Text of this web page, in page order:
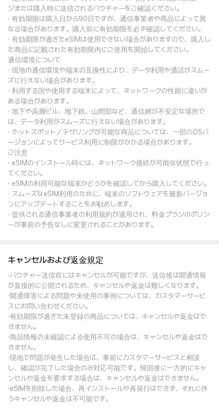
ジまたは購入時に送信されるバウチャーをご確認ください。
· 有効期限は購入日から90日ですが、通信事業者や商品によって異
なる場合があります。購入前に有効期限を必ず確認してください。
· 有効期限が過ぎたeSIMは使用できない場合がありますので、購入し
た商品に記載された有効期限内にご使用を開始してください。
通信環境について
· 現地の通信環境や端末の互換性により、データ利用や通話がスムー
ズに行えない場合があります。
· 利用する国や使用する端末によって、ネットワークの性能に違いが
ある場合があります。
· 地下や高層ビル、地下鉄、山間部など、通信網が不安定な場所で
は、データ利用がスムーズに行えない場合があります。
· ホットスポット／テザリングが可能な商品については、一部のOSバ
ージョンによってサービス利用に制限がかかる場合があります。
ご注意
· eSIMのインストール時には、ネットワーク接続が可能な状態で行っ
てください。
· eSIMの利用可能な端末かどうかを確認してから購入してください。
· スムーズなeSIM利用のために、端末のソフトウェアを最新バージョ
ンにアップデートすることをお勧めします。
· 提供される通信事業者の利用規約が適用され、料金プランのポリシ
ーが事前の予告なしに変更されることがあります。
キャンセルおよび返金規定
·バウチャー送信前にはキャンセルが可能ですが、送信後は開通情報
が直接的に公開されるため、キャンセルや返金は難しくなります。
·開通障害による問題や未使用の事例については、カスタマーサービ
スにお問い合わせください。
·有効期限が過ぎた未登録の商品については、キャンセルや返金はで
きません。
·商品情報の未確認による使用不可の場合は、キャンセルや返金はで
きません。
·現地で問題が発生した場合は、事前にカスタマーサービスと相談
し、確認が完了した場合のみ対応可能です。帰国後に一方的にキャ
ンセルや返金を要求する場合は、キャンセルや返金はできません。
·eSIMを削除した場合、再インストールや再発行はできず、それに伴
うキャンセルや返金は不可能です。